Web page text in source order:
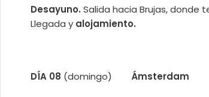
Desayuno. Salida hacia Brujas, donde
Llegada y alojamiento.
DÍA 08 (domingo) Ámsterdam